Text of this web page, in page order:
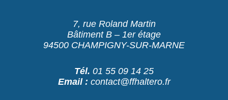
7, rue Roland Martin
Bâtiment B – 1er étage
94500 CHAMPIGNY-SUR-MARNE
Tél. 01 55 09 14 25
Email : contact@ffhaltero.fr